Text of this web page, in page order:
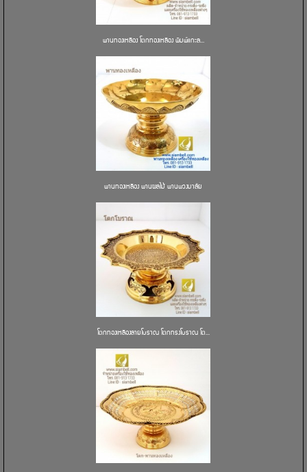
พานทองเหลือง โตกทองเหลือง พิมพ์แกะล...
พานทองเหลือง พานผลไม้ พานพวงมาลัย
โตกทองเหลืองลายโบราณ โตกทรงโบราณ โต...